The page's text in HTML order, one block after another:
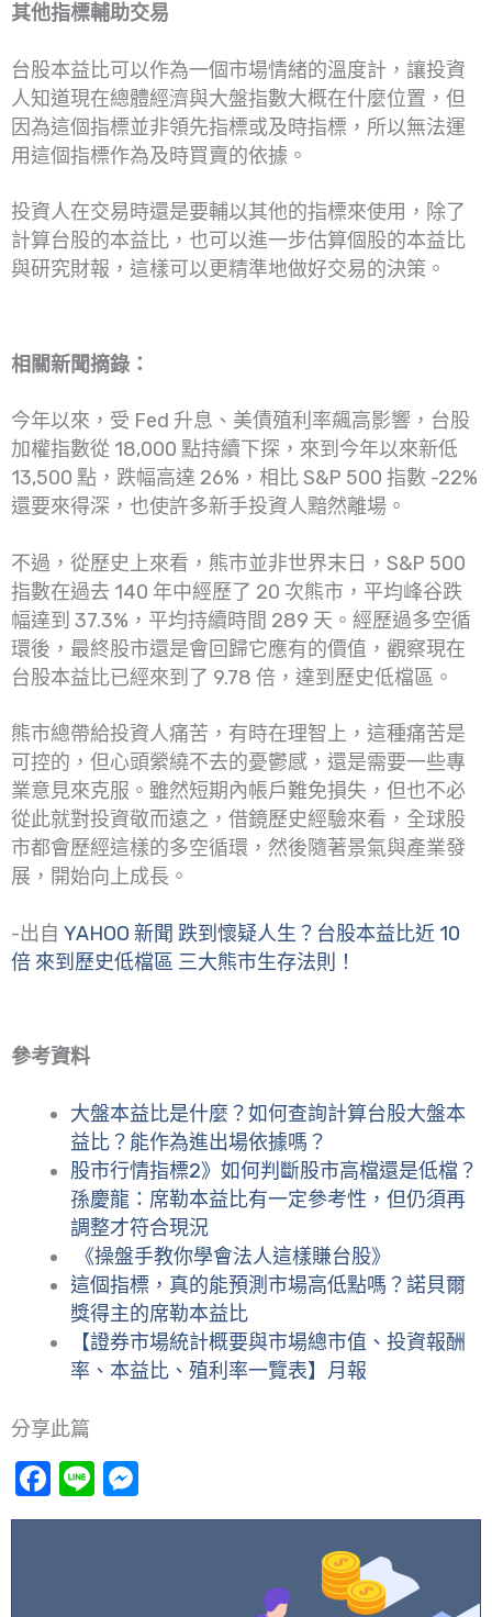
其他指標輔助交易
台股本益比可以作為一個市場情緒的溫度計，讓投資
人知道現在總體經濟與大盤指數大概在什麼位置，但
因為這個指標並非領先指標或及時指標，所以無法運
用這個指標作為及時買賣的依據。
投資人在交易時還是要輔以其他的指標來使用，除了
計算台股的本益比，也可以進一步估算個股的本益比
與研究財報，這樣可以更精準地做好交易的決策。
相關新聞摘錄：
今年以來，受 Fed 升息、美債殖利率飆高影響，台股
加權指數從 18,000 點持續下探，來到今年以來新低
13,500 點，跌幅高達 26%，相比 S&P 500 指數 -22%
還要來得深，也使許多新手投資人黯然離場。
不過，從歷史上來看，熊市並非世界末日，S&P 500
指數在過去 140 年中經歷了 20 次熊市，平均峰谷跌
幅達到 37.3%，平均持續時間 289 天。經歷過多空循
環後，最終股市還是會回歸它應有的價值，觀察現在
台股本益比已經來到了 9.78 倍，達到歷史低檔區。
熊市總帶給投資人痛苦，有時在理智上，這種痛苦是
可控的，但心頭縈繞不去的憂鬱感，還是需要一些專
業意見來克服。雖然短期內帳戶難免損失，但也不必
從此就對投資敬而遠之，借鏡歷史經驗來看，全球股
市都會歷經這樣的多空循環，然後隨著景氣與產業發
展，開始向上成長。
-出自 YAHOO 新聞 跌到懷疑人生？台股本益比近 10
倍 來到歷史低檔區 三大熊市生存法則！
參考資料
大盤本益比是什麼？如何查詢計算台股大盤本
益比？能作為進出場依據嗎？
股市行情指標2》如何判斷股市高檔還是低檔？
孫慶龍：席勒本益比有一定參考性，但仍須再
調整才符合現況
《操盤手教你學會法人這樣賺台股》
這個指標，真的能預測市場高低點嗎？諾貝爾
獎得主的席勒本益比
【證券市場統計概要與市場總市值、投資報酬
率、本益比、殖利率一覽表】月報
分享此篇
Facebook
Line